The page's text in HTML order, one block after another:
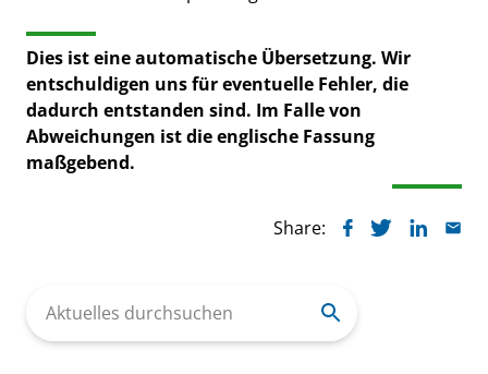
Dies ist eine automatische Übersetzung. Wir
entschuldigen uns für eventuelle Fehler, die
dadurch entstanden sind. Im Falle von
Abweichungen ist die englische Fassung
maßgebend.
Share:
for: